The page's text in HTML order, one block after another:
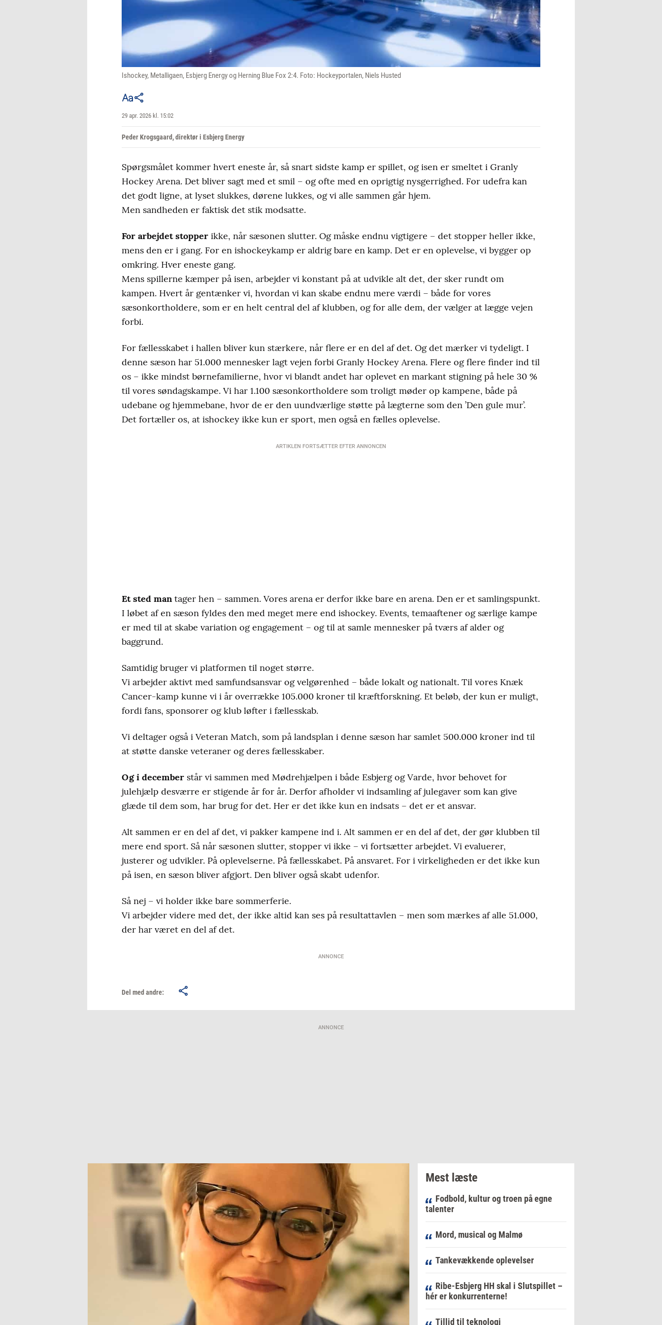
Ishockey, Metalligaen, Esbjerg Energy og Herning Blue Fox 2:4. Foto: Hockeyportalen, Niels Husted
29 apr. 2026 kl. 15:02
Peder Krogsgaard, direktør i Esbjerg Energy
Spørgsmålet kommer hvert eneste år, så snart sidste kamp er spillet, og isen er smeltet i Granly
Hockey Arena. Det bliver sagt med et smil – og ofte med en oprigtig nysgerrighed. For udefra kan
det godt ligne, at lyset slukkes, dørene lukkes, og vi alle sammen går hjem.
Men sandheden er faktisk det stik modsatte.
For arbejdet stopper ikke, når sæsonen slutter. Og måske endnu vigtigere – det stopper heller ikke,
mens den er i gang. For en ishockeykamp er aldrig bare en kamp. Det er en oplevelse, vi bygger op
omkring. Hver eneste gang.
Mens spillerne kæmper på isen, arbejder vi konstant på at udvikle alt det, der sker rundt om
kampen. Hvert år gentænker vi, hvordan vi kan skabe endnu mere værdi – både for vores
sæsonkortholdere, som er en helt central del af klubben, og for alle dem, der vælger at lægge vejen
forbi.
For fællesskabet i hallen bliver kun stærkere, når flere er en del af det. Og det mærker vi tydeligt. I
denne sæson har 51.000 mennesker lagt vejen forbi Granly Hockey Arena. Flere og flere finder ind til
os – ikke mindst børnefamilierne, hvor vi blandt andet har oplevet en markant stigning på hele 30 %
til vores søndagskampe. Vi har 1.100 sæsonkortholdere som troligt møder op kampene, både på
udebane og hjemmebane, hvor de er den uundværlige støtte på lægterne som den ’Den gule mur’.
Det fortæller os, at ishockey ikke kun er sport, men også en fælles oplevelse.
ARTIKLEN FORTSÆTTER EFTER ANNONCEN
Et sted mantager hen – sammen. Vores arena er derfor ikke bare en arena. Den er et samlingspunkt.
I løbet af en sæson fyldes den med meget mere end ishockey. Events, temaaftener og særlige kampe
er med til at skabe variation og engagement – og til at samle mennesker på tværs af alder og
baggrund.
Samtidig bruger vi platformen til noget større.
Vi arbejder aktivt med samfundsansvar og velgørenhed – både lokalt og nationalt. Til vores Knæk
Cancer-kamp kunne vi i år overrække 105.000 kroner til kræftforskning. Et beløb, der kun er muligt,
fordi fans, sponsorer og klub løfter i fællesskab.
Vi deltager også i Veteran Match, som på landsplan i denne sæson har samlet 500.000 kroner ind til
at støtte danske veteraner og deres fællesskaber.
Og i december står vi sammen med Mødrehjælpen i både Esbjerg og Varde, hvor behovet for
julehjælp desværre er stigende år for år. Derfor afholder vi indsamling af julegaver som kan give
glæde til dem som, har brug for det. Her er det ikke kun en indsats – det er et ansvar.
Alt sammen er en del af det, vi pakker kampene ind i. Alt sammen er en del af det, der gør klubben til
mere end sport. Så når sæsonen slutter, stopper vi ikke – vi fortsætter arbejdet. Vi evaluerer,
justerer og udvikler. På oplevelserne. På fællesskabet. På ansvaret. For i virkeligheden er det ikke kun
på isen, en sæson bliver afgjort. Den bliver også skabt udenfor.
Så nej – vi holder ikke bare sommerferie.
Vi arbejder videre med det, der ikke altid kan ses på resultattavlen – men som mærkes af alle 51.000,
der har været en del af det.
ANNONCE
Del med andre:
ANNONCE
Mest læste
Fodbold, kultur og troen på egne
talenter
Mord, musical og Malmø
Tankevækkende oplevelser
Ribe-Esbjerg HH skal i Slutspillet –
hér er konkurrenterne!
Tillid til teknologi